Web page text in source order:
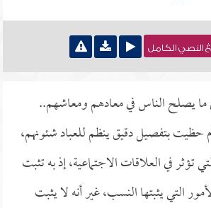
النصي الكامل
ما يصلح الناس في معادهم ومعاشهم..
حظيت بتفصيل دقيق ينظم للعباد شئونهم،
تؤثر في العلاقات الاجتماعية، إذ به تثبت
التي يثبتها النسب، غير أنه لا يثبت